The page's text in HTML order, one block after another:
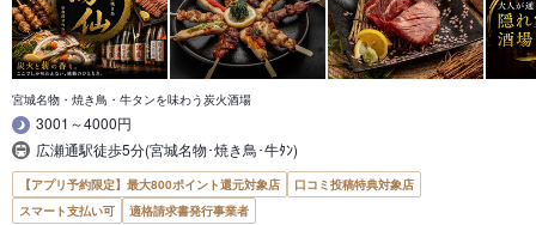
宮城名物・焼き鳥・牛タンを味わう炭火酒場
3001～4000円
広瀬通駅徒歩5分(宮城名物･焼き鳥･牛ﾀﾝ)
【アプリ予約限定】最大800ポイント還元対象店
口コミ投稿特典対象店
スマート支払い可
適格請求書発行事業者